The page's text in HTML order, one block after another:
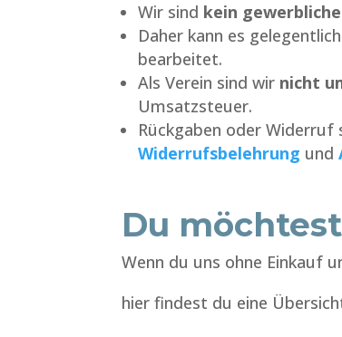
Wir sind kein
Daher kann es
bearbeitet.
Als Verein sind wir nicht
Umsatzsteuer.
Rückgaben oder
Widerrufsbelehrung und
Du
Wenn du uns ohne Einkauf
hier findest du eine